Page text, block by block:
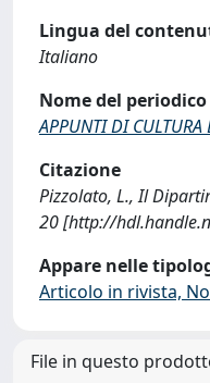
Lingua del
Italiano
Nome del periodico
APPUNTI DI CULTURA
Citazione
Pizzolato, L., Il
20 [http://
Appare nelle
Articolo in rivista,
File in questo